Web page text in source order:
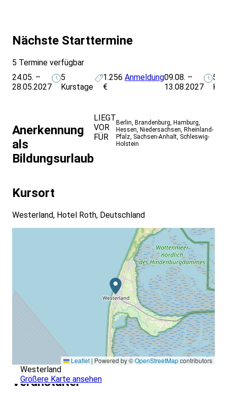
Nächste Starttermine
5 Termine verfügbar
24.05. –
28.05.2027
5
Kurstage
1.256
€
Anmeldung09.08. –
13.08.2027
5
Anerkennung
als
Bildungsurlaub
LIEGT
VOR
FÜR
Berlin, Brandenburg, Hamburg,
Hessen, Niedersachsen, Rheinland-
Pfalz, Sachsen-Anhalt, Schleswig-
Holstein
Kursort
Westerland, Hotel Roth, Deutschland
Leaflet | Powered by ©OpenStreetMapcontributors
Westerland
Größere Karte ansehen
Veranstalter